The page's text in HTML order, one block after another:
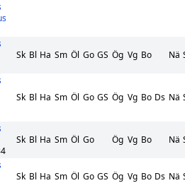
Sk Bl Ha Sm Öl Go GS Ög Vg Bo Nä
Sk Bl Ha Sm Öl Go GS Ög Vg Bo Ds Nä
Sk Bl Ha Sm Öl Go Ög Vg Bo Nä
Sk Bl Ha Sm Öl Go GS Ög Vg Bo Ds Nä